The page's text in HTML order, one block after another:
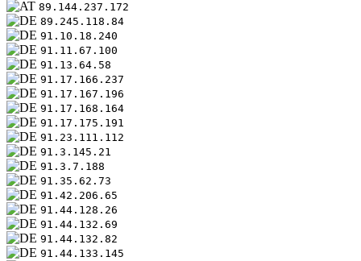
89.144.237.172
89.245.118.84
91.10.18.240
91.11.67.100
91.13.64.58
91.17.166.237
91.17.167.196
91.17.168.164
91.17.175.191
91.23.111.112
91.3.145.21
91.3.7.188
91.35.62.73
91.42.206.65
91.44.128.26
91.44.132.69
91.44.132.82
91.44.133.145